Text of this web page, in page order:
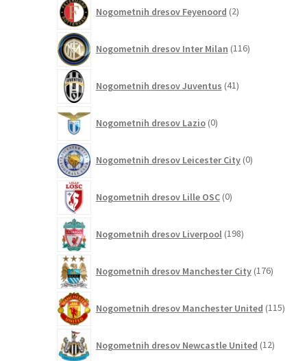
Nogometnih dresov Feyenoord 2izdelka
Nogometnih dresov Inter Milan 116izdelkov
Nogometnih dresov Juventus 41izdelkov
Nogometnih dresov Lazio 0izdelkov
Nogometnih dresov Leicester City 0izdelkov
Nogometnih dresov Lille OSC 0izdelkov
Nogometnih dresov Liverpool 198izdelkov
Nogometnih dresov Manchester City 176izdelkov
Nogometnih dresov Manchester United 115
Nogometnih dresov Newcastle United 12izdelkov